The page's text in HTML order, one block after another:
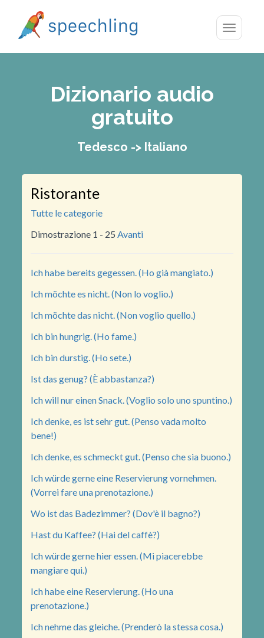
Toggle
Dizionario audio
gratuito
Tedesco -> Italiano
Ristorante
Tutte le categorie
Dimostrazione 1 - 25Avanti
Ich habe bereits gegessen. (Ho già mangiato.)
Ich möchte es nicht. (Non lo voglio.)
Ich möchte das nicht. (Non voglio quello.)
Ich bin hungrig. (Ho fame.)
Ich bin durstig. (Ho sete.)
Ist das genug? (È abbastanza?)
Ich will nur einen Snack. (Voglio solo uno spuntino.)
Ich denke, es ist sehr gut. (Penso vada molto
bene!)
Ich denke, es schmeckt gut. (Penso che sia buono.)
Ich würde gerne eine Reservierung vornehmen.
(Vorrei fare una prenotazione.)
Wo ist das Badezimmer? (Dov'è il bagno?)
Hast du Kaffee? (Hai del caffè?)
Ich würde gerne hier essen. (Mi piacerebbe
mangiare qui.)
Ich habe eine Reservierung. (Ho una
prenotazione.)
Ich nehme das gleiche. (Prenderò la stessa cosa.)